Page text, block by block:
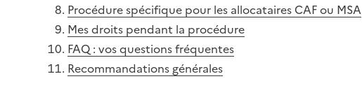
Procédure spécifique pour les allocataires CAF ou MSA
Mes droits pendant la procédure
FAQ : vos questions fréquentes
Recommandations générales